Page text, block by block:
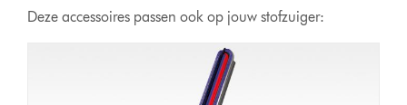
Deze accessoires passen ook op jouw stofzuiger: